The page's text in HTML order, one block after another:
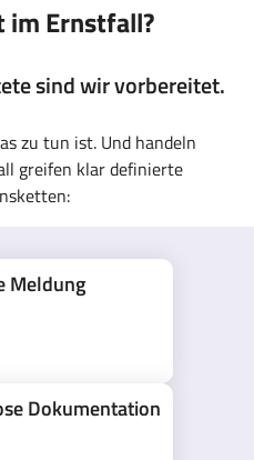
im Ernstfall?
sind wir vorbereitet.
zu tun ist. Und handeln
greifen klar definierte
Meldung
Dokumentation